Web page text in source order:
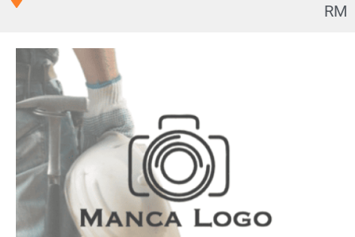
RM